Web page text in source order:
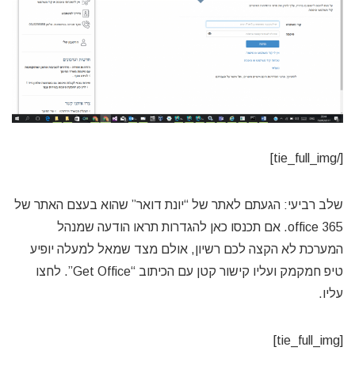
[/tie_full_img]
שלב רביעי: הגעתם לאתר של “יונת דואר” שהוא בעצם האתר של
office 365. אם תכנסו כאן להגדרות תראו הודעה שמנהל
המערכת לא הקצה לכם רשיון, אולם מצד שמאל למעלה יופיע
טיפ חמקמק ועליו קישור קטן עם הכיתוב “Get Office”. לחצו
עליו.
[tie_full_img]